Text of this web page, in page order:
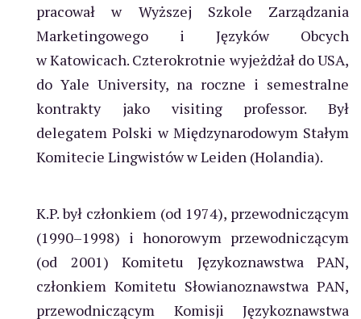
pracował w Wyższej Szkole Zarządzania
Marketingowego i Języków Obcych
w Katowicach. Czterokrotnie wyjeżdżał do USA,
do Yale University, na roczne i semestralne
kontrakty jako visiting professor. Był
delegatem Polski w Międzynarodowym Stałym
Komitecie Lingwistów w Leiden (Holandia).
K.P. był członkiem (od 1974), przewodniczącym
(1990–1998) i honorowym przewodniczącym
(od 2001) Komitetu Językoznawstwa PAN,
członkiem Komitetu Słowianoznawstwa PAN,
przewodniczącym Komisji Językoznawstwa